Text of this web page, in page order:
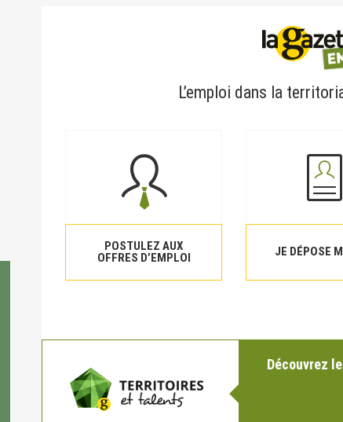
L’emploi dans la
POSTULEZ AUX
OFFRES D’EMPLOI
JE DÉPOSE
Découvrez